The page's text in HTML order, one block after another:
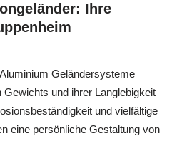
Ihre
Geländersysteme
Gewichts und ihrer Langlebigkeit
und vielfältige
eine persönliche Gestaltung von